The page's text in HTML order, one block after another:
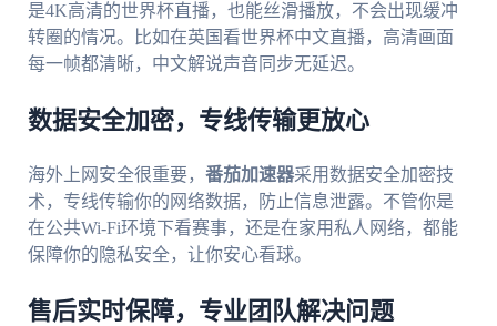
是4K高清的世界杯直播，也能丝滑播放，不会出现缓冲
转圈的情况。比如在英国看世界杯中文直播，高清画面
每一帧都清晰，中文解说声音同步无延迟。
数据安全加密，专线传输更放心
海外上网安全很重要， 番茄加速器采用数据安全加密技
术，专线传输你的网络数据，防止信息泄露。不管你是
在公共Wi-Fi环境下看赛事，还是在家用私人网络，都能
保障你的隐私安全，让你安心看球。
售后实时保障，专业团队解决问题